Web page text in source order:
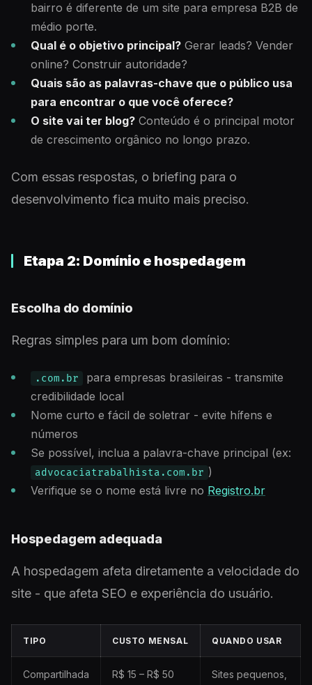
bairro é diferente de um site para empresa B2B de
médio porte.
Qual é o objetivo principal? Gerar leads? Vender
online? Construir autoridade?
Quais são as palavras-chave que o público usa
para encontrar o que você oferece?
O site vai ter blog? Conteúdo é o principal motor
de crescimento orgânico no longo prazo.
Com essas respostas, o briefing para o
desenvolvimento fica muito mais preciso.
Etapa 2: Domínio e hospedagem
Escolha do domínio
Regras simples para um bom domínio:
.com.br
para empresas brasileiras - transmite
credibilidade local
Nome curto e fácil de soletrar - evite hífens e
números
Se possível, inclua a palavra-chave principal (ex:
advocaciatrabalhista.com.br )
Verifique se o nome está livre no Registro.br
Hospedagem adequada
A hospedagem afeta diretamente a velocidade do
site - que afeta SEO e experiência do usuário.
TIPO CUSTO MENSAL QUANDO USAR
Compartilhada R$ 15 – R$ 50
Sites pequenos,